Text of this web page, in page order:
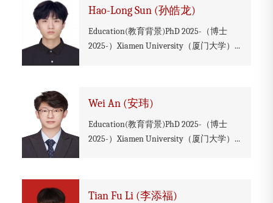
Hao-Long Sun (孙皓龙)
Education(教育背景)PhD 2025-（博士
2025-）Xiamen University（厦门大学）...
Wei An (安玮)
Education(教育背景)PhD 2025-（博士
2025-）Xiamen University（厦门大学）...
Tian Fu Li (李添福)